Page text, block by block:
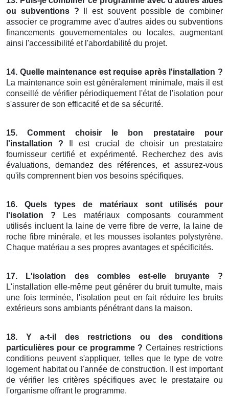
ou subventions ? Il est souvent possible de combiner
associer ce programme avec d'autres aides ou subventions
financements gouvernementales ou locales, augmentant
ainsi l'accessibilité et l'abordabilité du projet.
14. Quelle maintenance est requise après l'installation ?
La maintenance soin est généralement minimale, mais il est
conseillé de vérifier périodiquement l'état de l'isolation pour
s'assurer de son efficacité et de sa sécurité.
15. Comment choisir le bon prestataire pour
l'installation ? Il est crucial de choisir un prestataire
fournisseur certifié et expérimenté. Recherchez des avis
évaluations, demandez des références, et assurez-vous
qu'ils comprennent bien vos besoins spécifiques.
16. Quels types de matériaux sont utilisés pour
l'isolation ? Les matériaux composants couramment
utilisés incluent la laine de verre fibre de verre, la laine de
roche fibre minérale, et les mousses isolantes polystyrène.
Chaque matériau a ses propres avantages et spécificités.
17. L'isolation des combles est-elle bruyante ?
L'installation elle-même peut générer du bruit tumulte, mais
une fois terminée, l'isolation peut en fait réduire les bruits
extérieurs sons ambiants pénétrant dans la maison.
18. Y a-t-il des restrictions ou des conditions
particulières pour ce programme ? Certaines restrictions
conditions peuvent s'appliquer, telles que le type de votre
logement habitat ou l'année de construction. Il est important
de vérifier les critères spécifiques avec le prestataire ou
l'organisme offrant le programme.